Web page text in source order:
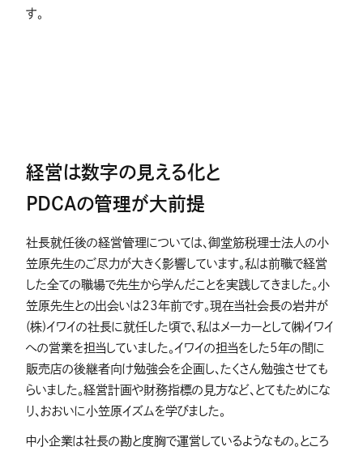
す。
経営は数字の見える化と
PDCAの管理が大前提
社長就任後の経営管理については、御堂筋税理士法人の小
笠原先生のご尽力が大きく影響しています。私は前職で経営
した全ての職場で先生から学んだことを実践してきました。小
笠原先生との出会いは23年前です。現在当社会長の岩井が
(株)イワイの社長に就任した頃で、私はメーカーとして㈱イワイ
への営業を担当していました。イワイの担当をした5年の間に
販売店の後継者向け勉強会を企画し、たくさん勉強させても
らいました。経営計画や財務指標の見方など、とてもためにな
り、おおいに小笠原イズムを学びました。
中小企業は社長の勘と度胸で運営しているようなもの。ところ